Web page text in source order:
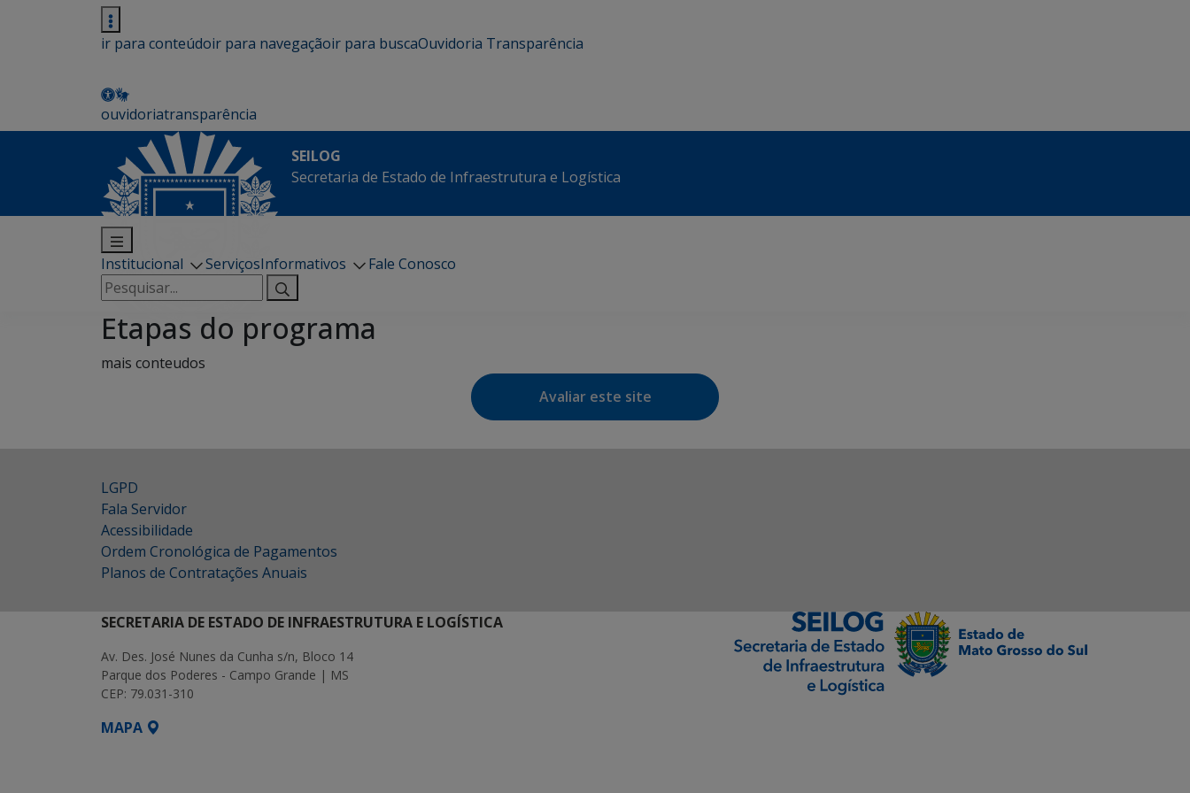
ir para conteúdoir para navegaçãoir para buscaOuvidoria Transparência
ouvidoriatransparência
SEILOG
Secretaria de Estado de Infraestrutura e Logística
Institucional ServiçosInformativos
Fale Conosco
Pesquisar
por:
Etapas do programa
mais conteudos
Avaliar este site
LGPD
Fala Servidor
Acessibilidade
Ordem Cronológica de Pagamentos
Planos de Contratações Anuais
SECRETARIA DE ESTADO DE INFRAESTRUTURA E LOGÍSTICA
Av. Des. José Nunes da Cunha s/n, Bloco 14
Parque dos Poderes - Campo Grande | MS
CEP: 79.031-310
MAPA